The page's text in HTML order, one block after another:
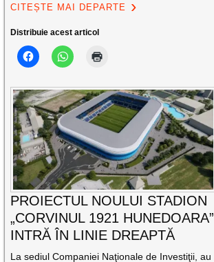
CITEȘTE MAI DEPARTE
Distribuie acest articol
PROIECTUL NOULUI STADION
„CORVINUL 1921 HUNEDOARA”
INTRĂ ÎN LINIE DREAPTĂ
La sediul Companiei Naţionale de Investiţii, au